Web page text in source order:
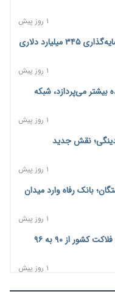
۱ روز پیش
جنگ کریدورها وارد فاز جدید شد؛ سرمایه‌گذاری ۳۴۵ میلیارد دلاری
۱ روز پیش
بیشتر می‌پردازد، شبکه
۱ روز پیش
نقش جدید
۱ روز پیش
بانک رفاه وارد میدان
۱ روز پیش
فشار اقتصادی در مسیر صعود؛ شاخص فلاکت کشور از ۹۰ به ۹۶
۱ روز پیش
فین‌تک‌ها وارد میدان